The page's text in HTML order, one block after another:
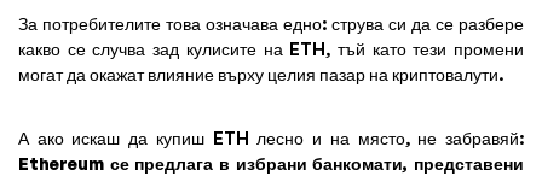
За потребителите това означава едно: струва си да се разбере
какво се случва зад кулисите на ETH, тъй като тези промени
могат да окажат влияние върху целия пазар на криптовалути.
А ако искаш да купиш ETH лесно и на място, не забравяй:
Ethereum се предлага в избрани банкомати, представени